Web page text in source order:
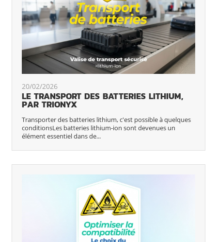
20/02/2026
LE TRANSPORT DES BATTERIES LITHIUM,
PAR TRIONYX
Transporter des batteries lithium, c'est possible à quelques
conditionsLes batteries lithium-ion sont devenues un
élément essentiel dans de...